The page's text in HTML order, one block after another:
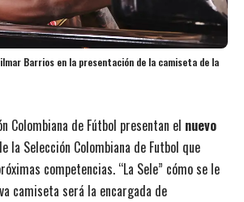
Barrios en la presentación de la camiseta de la
Colombiana de Fútbol presentan el nuevo
la Selección Colombiana de Futbol que
competencias. “La Sele” cómo se le
camiseta será la encargada de